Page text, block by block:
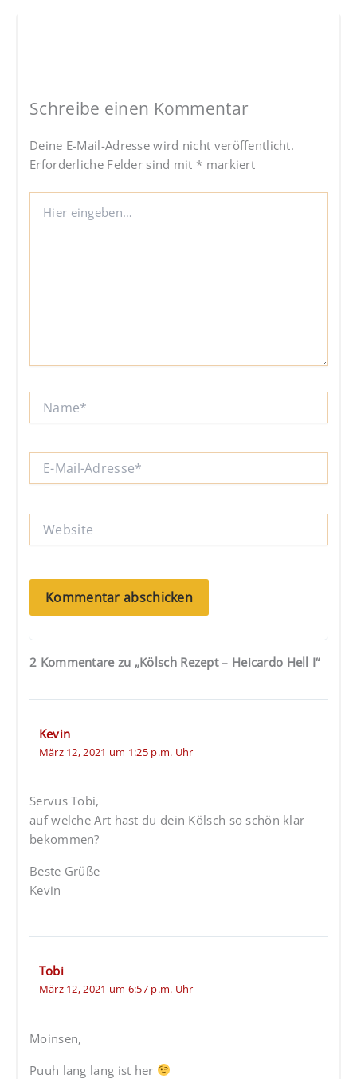
Schreibe einen Kommentar
Deine E-Mail-Adresse wird nicht veröffentlicht.
Erforderliche Felder sind mit * markiert
eingeben…
Mail-
2 Kommentare zu „Kölsch Rezept – Heicardo Hell I“
Kevin
März 12, 2021 um 1:25 p.m. Uhr
Servus Tobi,
auf welche Art hast du dein Kölsch so schön klar
bekommen?
Beste Grüße
Kevin
Tobi
März 12, 2021 um 6:57 p.m. Uhr
Moinsen,
Puuh lang lang ist her